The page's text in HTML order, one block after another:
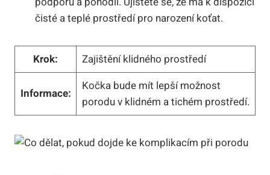
čisté a teplé prostředí pro narození koťat.
Krok: Zajištění klidného prostředí
Informace:
Kočka bude mít lepší možnost
porodu v klidném a tichém prostředí.